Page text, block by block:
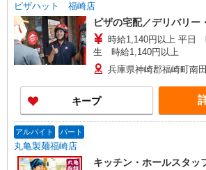
ピザハット 福崎店
ピザの宅配／デリバリー
時給1,140円以上 平日
生 時給1,140円以上
兵庫県神崎郡福崎町南
キープ
アルバイト パート
丸亀製麺福崎店
キッチン・ホールスタッ